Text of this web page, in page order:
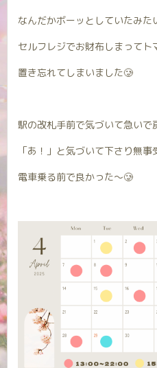
なんだかボーッとしていたみ
セルフレジでお財布しまってト
置き忘れてしまいました🥲
駅の改札手前で気づいて急いで
「あ！」と気づいて下さり無
電車乗る前で良かった〜🥲